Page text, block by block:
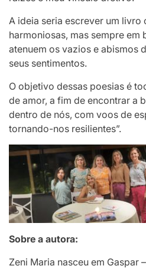
A ideia seria escrever um livro
harmoniosas, mas sempre em
atenuem os vazios e abismos
seus sentimentos.
O objetivo dessas poesias é
de amor, a fim de encontrar a
dentro de nós, com voos de
tornando-nos resilientes”.
Sobre a autora:
Zeni Maria nasceu em Gaspar